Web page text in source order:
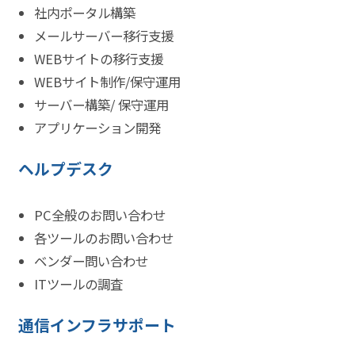
社内ポータル構築
メールサーバー移行支援
WEBサイトの移行支援
WEBサイト制作/保守運用
サーバー構築/ 保守運用
アプリケーション開発
ヘルプデスク
PC全般のお問い合わせ
各ツールのお問い合わせ
ベンダー問い合わせ
ITツールの調査
通信インフラサポート